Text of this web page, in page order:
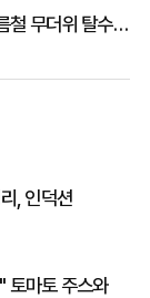
원인과 응급 대처법
, 인덕션
토마토 주스와